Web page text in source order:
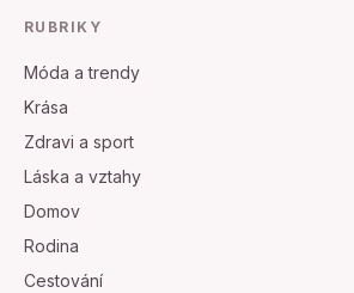
RUBRIKY
Móda a trendy
Krása
Zdravi a sport
Láska a vztahy
Domov
Rodina
Cestování